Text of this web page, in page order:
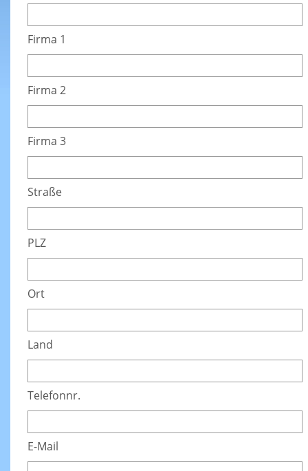
Firma 1
Firma 2
Firma 3
Straße
PLZ
Ort
Land
Telefonnr.
E-Mail